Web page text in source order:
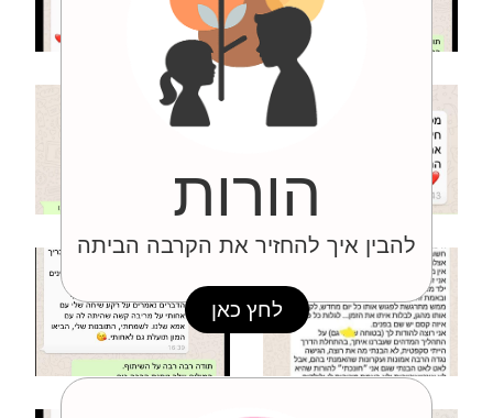
הורות
להבין איך להחזיר את הקרבה הביתה
לחץ כאן